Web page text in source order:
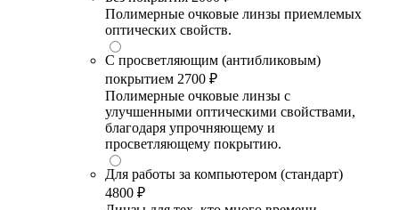
Полимерные очковые линзы приемлемых
оптических свойств.
С просветляющим (антибликовым)
покрытием 2700 ₽
Полимерные очковые линзы с
улучшенными оптическими свойствами,
благодаря упрочняющему и
просветляющему покрытию.
Для работы за компьютером (стандарт)
4800 ₽